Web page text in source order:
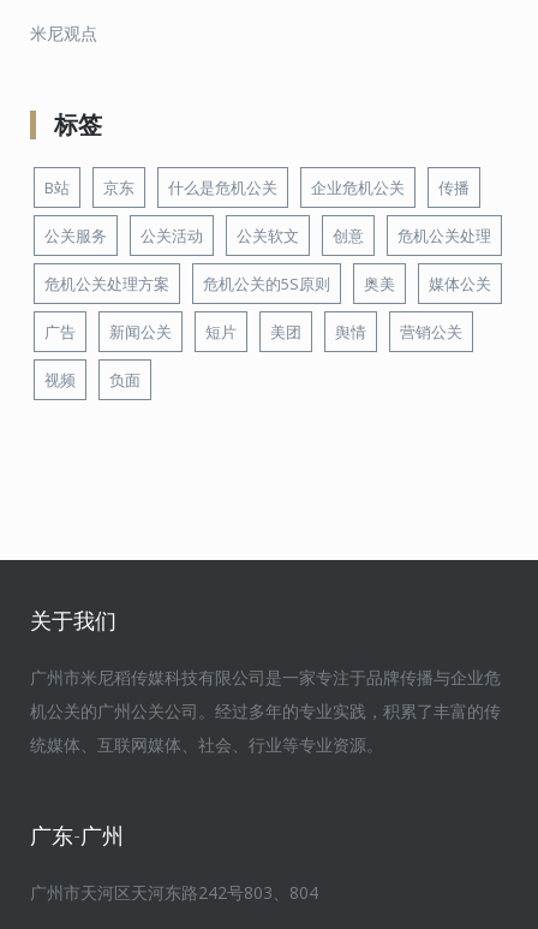
米尼观点
标签
B站 京东 什么是危机公关 企业危机公关 传播
公关服务 公关活动 公关软文 创意 危机公关处理
危机公关处理方案 危机公关的5S原则 奥美 媒体公关
广告 新闻公关 短片 美团 舆情 营销公关
视频 负面
关于我们
广州市米尼稻传媒科技有限公司是一家专注于品牌传播与企业危
机公关的广州公关公司。经过多年的专业实践，积累了丰富的传
统媒体、互联网媒体、社会、行业等专业资源。
广东-广州
广州市天河区天河东路242号803、804